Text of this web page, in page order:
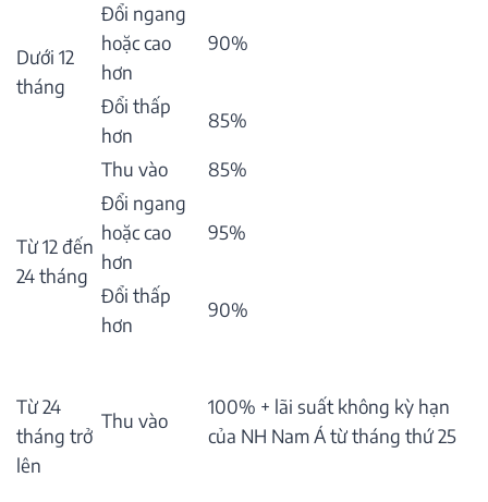
Dưới 12
tháng
Đổi ngang
hoặc cao
hơn
90%
Đổi thấp
hơn
85%
Từ 12 đến
24 tháng
Thu vào
85%
Đổi ngang
hoặc cao
hơn
95%
Đổi thấp
hơn
90%
Từ 24
tháng trở
lên
Thu vào
100% + lãi suất không kỳ hạn
của NH Nam Á từ tháng thứ 25